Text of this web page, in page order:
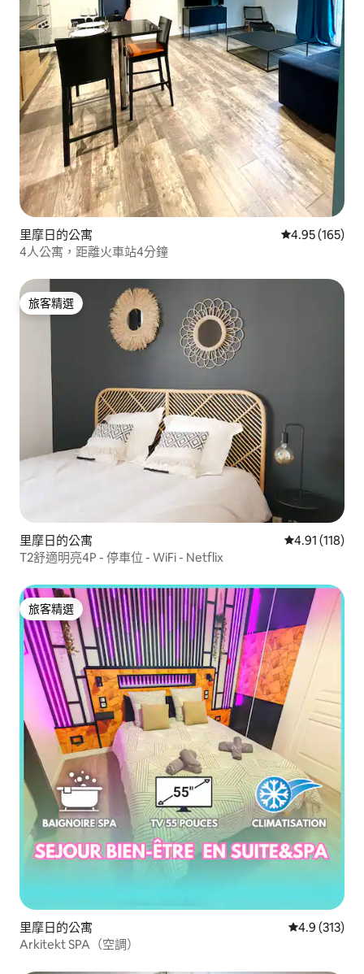
里摩日的公寓 從 165 則評價
4.95 (165)
4人公寓，距離火車站4分鐘
旅客精選
旅客精選
里摩日的公寓 從 118 則評價
4.91 (118)
T2舒適明亮4P - 停車位 - WiFi - Netflix
旅客精選
旅客精選
里摩日的公寓 從 313 則評
4.9 (313)
Arkitekt SPA（空調）